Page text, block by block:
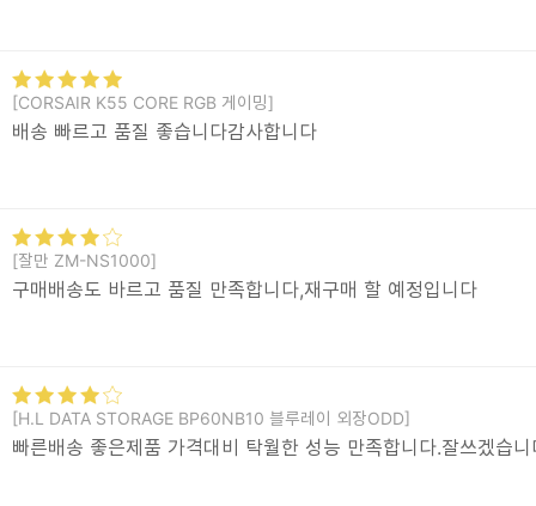
[CORSAIR K55 CORE RGB 게이밍]
배송 빠르고 품질 좋습니다감사합니다
[잘만 ZM-NS1000]
구매배송도 바르고 품질 만족합니다,재구매 할 예정입니다
[H.L DATA STORAGE BP60NB10 블루레이 외장ODD]
빠른배송 좋은제품 가격대비 탁월한 성능 만족합니다.잘쓰겠습니